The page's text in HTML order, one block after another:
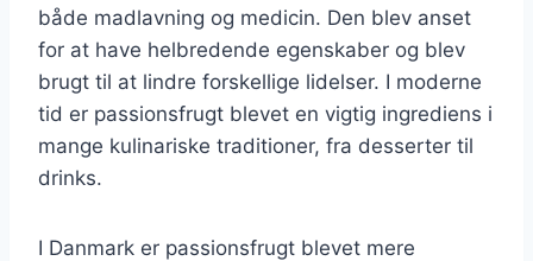
både madlavning og medicin. Den blev anset
for at have helbredende egenskaber og blev
brugt til at lindre forskellige lidelser. I moderne
tid er passionsfrugt blevet en vigtig ingrediens i
mange kulinariske traditioner, fra desserter til
drinks.
I Danmark er passionsfrugt blevet mere